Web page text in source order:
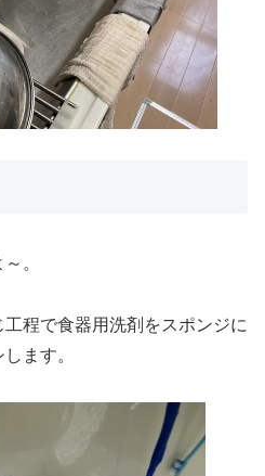
。
程で食器用洗剤をスポンジに
ます。